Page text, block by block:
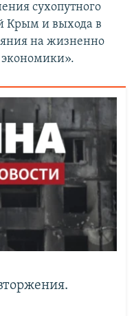
сухопутного
Крым и выхода в
на жизненно